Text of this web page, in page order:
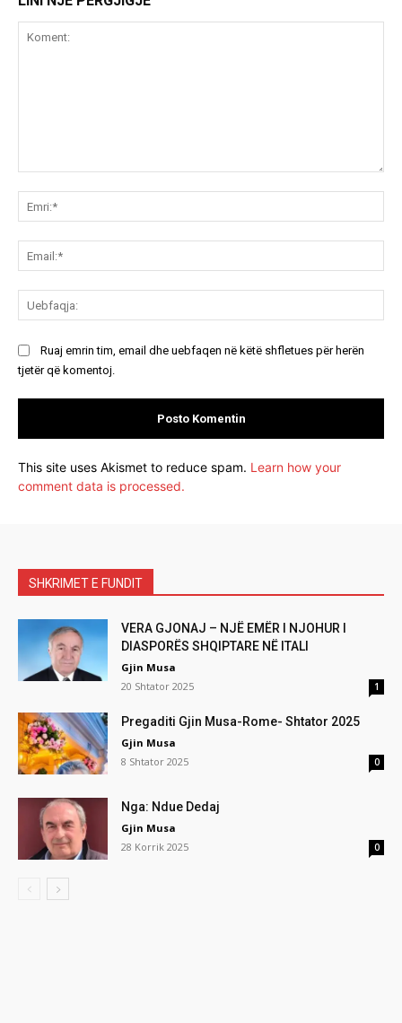
Ruaj emrin tim, email dhe uebfaqen në këtë shfletues për herën
tjetër që komentoj.
This site uses Akismet to reduce spam. Learn how your
comment data is processed.
SHKRIMET E FUNDIT
VERA GJONAJ – NJË EMËR I NJOHUR I
DIASPORËS SHQIPTARE NË ITALI
Gjin Musa
20 Shtator 2025
1
Pregaditi Gjin Musa-Rome- Shtator 2025
Gjin Musa
8 Shtator 2025
0
Nga: Ndue Dedaj
Gjin Musa
28 Korrik 2025
0